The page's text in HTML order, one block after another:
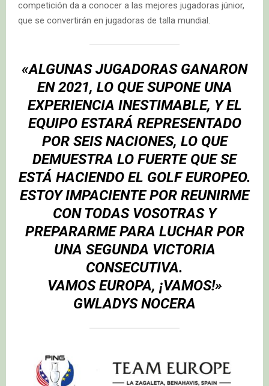
competición da a conocer a las mejores jugadoras júnior,
que se convertirán en jugadoras de talla mundial.
«ALGUNAS JUGADORAS GANARON
EN 2021, LO QUE SUPONE UNA
EXPERIENCIA INESTIMABLE, Y EL
EQUIPO ESTARÁ REPRESENTADO
POR SEIS NACIONES, LO QUE
DEMUESTRA LO FUERTE QUE SE
ESTÁ HACIENDO EL GOLF EUROPEO.
ESTOY IMPACIENTE POR REUNIRME
CON TODAS VOSOTRAS Y
PREPARARME PARA LUCHAR POR
UNA SEGUNDA VICTORIA
CONSECUTIVA.
VAMOS EUROPA, ¡VAMOS!»
GWLADYS NOCERA